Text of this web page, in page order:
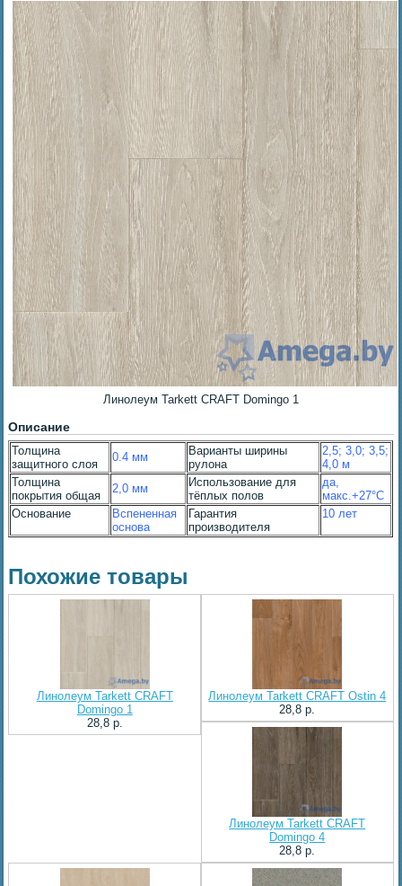
Линолеум Tarkett CRAFT Domingo 1
Описание
Толщина
защитного слоя
0.4 мм
Варианты ширины
рулона
2,5; 3,0; 3,5;
4,0 м
Толщина
покрытия общая
2,0 мм
Использование для
тёплых полов
да,
макс.+27°С
Основание
Вспененная
основа
Гарантия
производителя
10 лет
Похожие товары
Линолеум Tarkett CRAFT
Domingo 1
28,8 p.
Линолеум Tarkett CRAFT Ostin 4
28,8 p.
Линолеум Tarkett CRAFT
Domingo 4
28,8 p.